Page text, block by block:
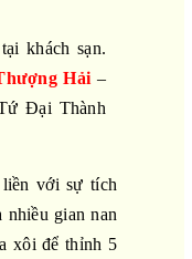
khách sạn.
Hải –
Đại Thành
với sự tích
nhiều gian nan
xôi để thỉnh 5